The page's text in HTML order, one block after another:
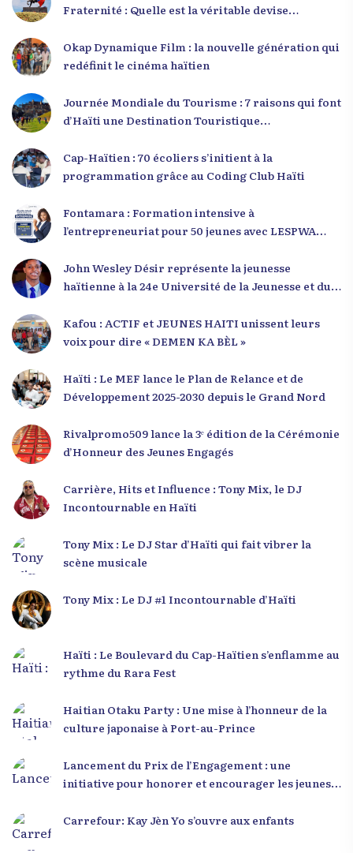
Fraternité : Quelle est la véritable devise
Okap Dynamique Film : la nouvelle génération qui
redéfinit le cinéma haïtien
Journée Mondiale du Tourisme : 7 raisons qui font
d’Haïti une Destination Touristique
Cap-Haïtien : 70 écoliers s’initient à la
programmation grâce au Coding Club Haïti
Fontamara : Formation intensive à
l’entrepreneuriat pour 50 jeunes avec LESPWA
John Wesley Désir représente la jeunesse
haïtienne à la 24e Université de la Jeunesse et du
Kafou : ACTIF et JEUNES HAITI unissent leurs
voix pour dire « DEMEN KA BÈL »
Haïti : Le MEF lance le Plan de Relance et de
Développement 2025-2030 depuis le Grand Nord
Rivalpromo509 lance la 3ᵉ édition de la Cérémonie
d’Honneur des Jeunes Engagés
Carrière, Hits et Influence : Tony Mix, le DJ
Incontournable en Haïti
Tony Mix : Le DJ Star d’Haïti qui fait vibrer la
scène musicale
Tony Mix : Le DJ #1 Incontournable d’Haïti
Haïti : Le Boulevard du Cap-Haïtien s’enflamme au
rythme du Rara Fest
Haitian Otaku Party : Une mise à l’honneur de la
culture japonaise à Port-au-Prince
Lancement du Prix de l’Engagement : une
initiative pour honorer et encourager les jeunes
Carrefour: Kay Jèn Yo s’ouvre aux enfants